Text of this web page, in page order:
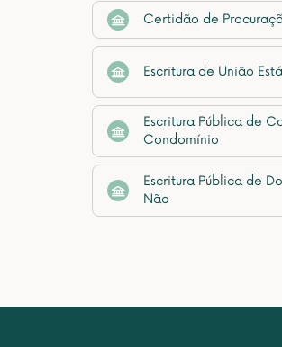
Certidão de
Escritura de União
Escritura Pública de
Condomínio
Escritura Pública de
Não